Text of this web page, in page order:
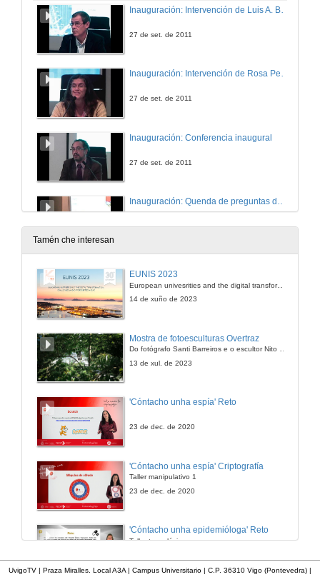
27 de set. de 2011
Inauguración: Intervención de Rosa Peréz
27 de set. de 2011
Inauguración: Conferencia inaugural
27 de set. de 2011
Inauguración: Quenda de preguntas da conferencia
27 de set. de 2011
27 de set. de 2011
28 de set. de 2011
29 de set. de 2011
Tamén che interesan
EUNIS 2023
European univesrities and the digital transformation: challenges and opportunities ahead
14 de xuño de 2023
Mostra de fotoesculturas Overtraz
Do fotógrafo Santi Barreiros e o escultor Nito Contreras.
13 de xul. de 2023
'Cóntacho unha espía' Reto
23 de dec. de 2020
'Cóntacho unha espía' Criptografía
Taller manipulativo 1
23 de dec. de 2020
'Cóntacho unha epidemióloga' Reto
Taller tecnolóxico
UvigoTV | Praza Miralles. Local A3A | Campus Universitario | C.P. 36310 Vigo (Pontevedra) |